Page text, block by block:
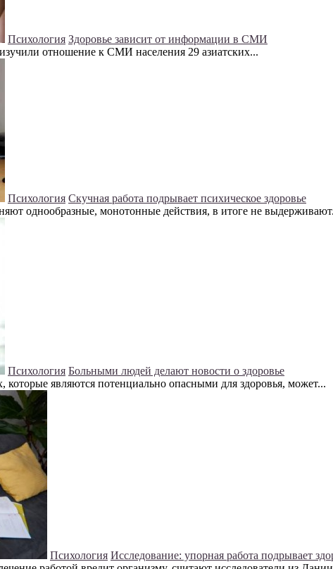
Психология Здоровье зависит от информации в СМИ
отношение к СМИ населения 29 азиатских...
Психология Скучная работа подрывает психическое здоровье
однообразные, монотонные действия, в итоге не
Психология Больными людей делают новости о здоровье
являются потенциально опасными для здоровья, может...
Психология Исследование: упорная работа подрывает